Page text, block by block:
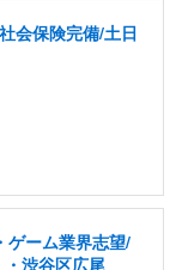
会保険完備/土日
ゲーム業界志望/
渋谷区広尾